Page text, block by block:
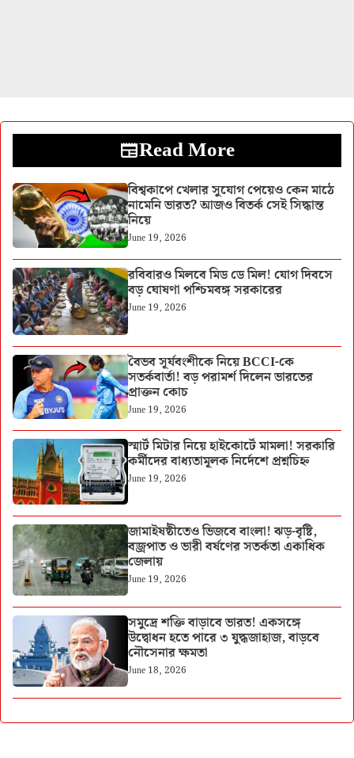
Read More
বিশ্বকাপে খেলার সুযোগ পেয়েও কেন মাঠে
নামেনি ভারত? আজও বিতর্ক সেই সিদ্ধান্ত
নিয়ে
June 19, 2026
রবিবারও মিলবে মিড ডে মিল! যোগ দিবসে
বড় ঘোষণা পশ্চিমবঙ্গ সরকারের
June 19, 2026
বৈভব সূর্যবংশীকে নিয়ে BCCI-কে
সতর্কবার্তা! বড় পরামর্শ দিলেন ভারতের
প্রাক্তন কোচ
June 19, 2026
স্মার্ট মিটার নিয়ে হাইকোর্টে মামলা! সরকারি
কর্মীদের বাধ্যতামূলক নির্দেশে প্রশ্নচিহ্ন
June 19, 2026
জামাইষষ্ঠীতেও ভিজবে বাংলা! ঝড়-বৃষ্টি,
বজ্রপাত ও ভারী বর্ষণের সতর্কতা একাধিক
জেলায়
June 19, 2026
সমুদ্রে শক্তি বাড়াবে ভারত! একসঙ্গে
উদ্বোধন হতে পারে ৩ যুদ্ধজাহাজ, বাড়বে
নৌসেনার ক্ষমতা
June 18, 2026